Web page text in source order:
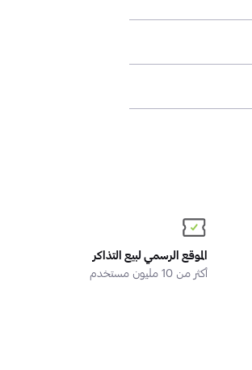
الموقع الرسمي لبيع التذاكر
أكثر من 10 مليون مستخدم